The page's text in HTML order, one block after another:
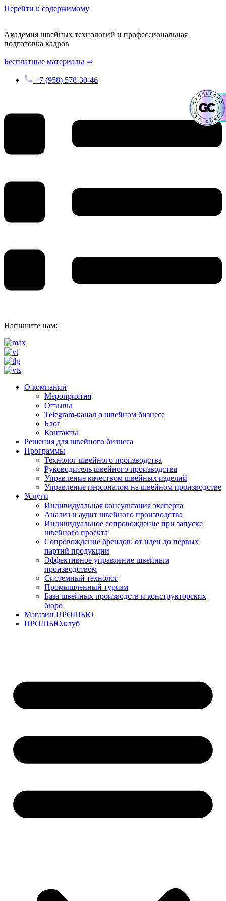
Перейти к содержимому
Академия швейных технологий и профессиональная
подготовка кадров
Бесплатные материалы ⇒
+7 (958) 578-30-46
Напишите нам:
О компании
Мероприятия
Отзывы
Telegram-канал о швейном бизнесе
Блог
Контакты
Решения для швейного бизнеса
Программы
Технолог швейного производства
Руководитель швейного производства
Управление качеством швейных изделий
Управление персоналом на швейном производстве
Услуги
Индивидуальная консультация эксперта
Анализ и аудит швейного производства
Индивидуальное сопровождение при запуске
швейного проекта
Сопровождение брендов: от идеи до первых
партий продукции
Эффективное управление швейным
производством
Системный технолог
Промышленный туризм
База швейных производств и конструкторских
бюро
Магазин ПРОШЬЮ
ПРОШЬЮ.клуб